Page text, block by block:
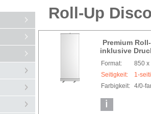
Roll-Up
Premium
inklusive
Format:
850 x
Seitigkeit:
1-
Farbigkeit: 4/0-